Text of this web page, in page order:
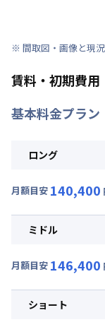
※ 間取図・画像と現
賃料・初期費用
基本料金プラン
ロング
月額目安 140,400
月額賃料目安(30日
光熱費他 : 24,000
その他費用 :
ミドル
月額目安 146,400
月額賃料目安(30日
ショート